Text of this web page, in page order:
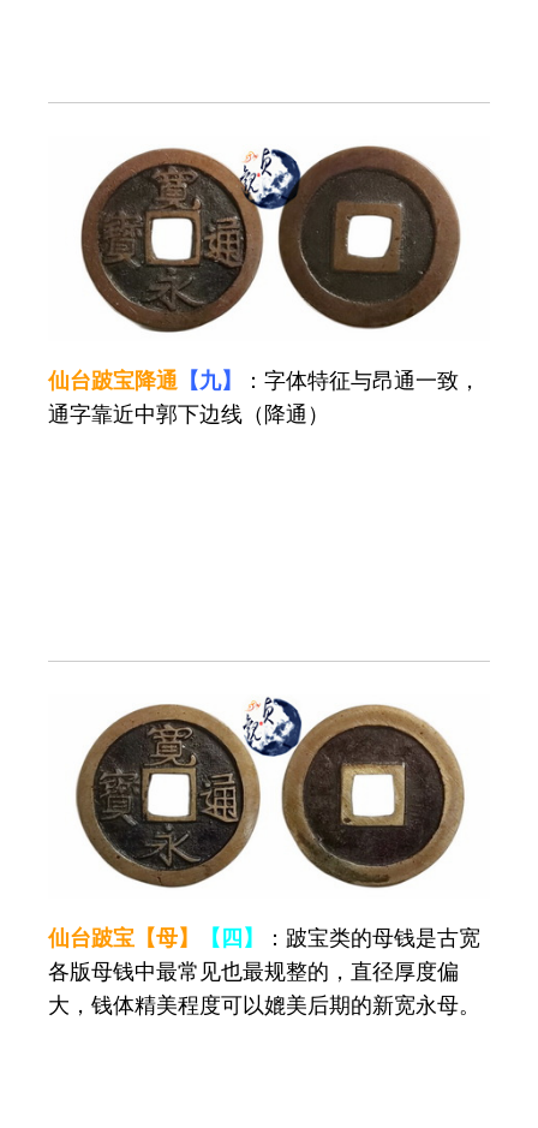
仙台跛宝降通 【九】
：字体特征与昂通一致，
通字靠近中郭下边线（降通）
仙台跛宝【母】 【四】
：跛宝类的母钱是古宽
各版母钱中最常见也最规整的，直径厚度偏
大，钱体精美程度可以媲美后期的新宽永母。